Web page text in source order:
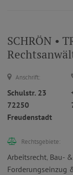
SCHRÖN •
Anschrift:
Schulstr. 23
72250
Freudenstadt
Rechtsgebiete:
Arbeitsrecht, Bau-
Forderungseinzug